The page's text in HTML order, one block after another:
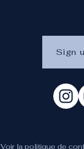
Sign
Voir la politique de